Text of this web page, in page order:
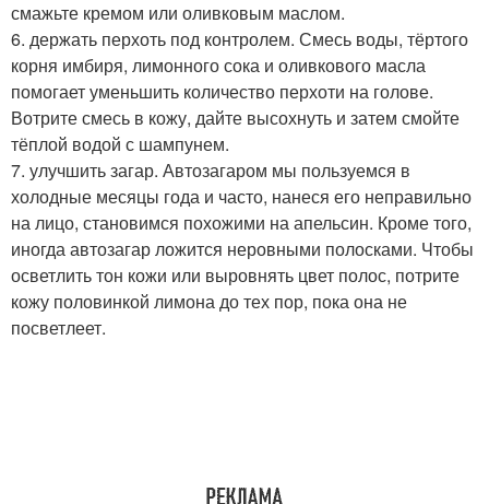
смажьте кремом или оливковым маслом.
6. держать перхоть под контролем. Смесь воды, тёртого
корня имбиря, лимонного сока и оливкового масла
помогает уменьшить количество перхоти на голове.
Вотрите смесь в кожу, дайте высохнуть и затем смойте
тёплой водой с шампунем.
7. улучшить загар. Автозагаром мы пользуемся в
холодные месяцы года и часто, нанеся его неправильно
на лицо, становимся похожими на апельсин. Кроме того,
иногда автозагар ложится неровными полосками. Чтобы
осветлить тон кожи или выровнять цвет полос, потрите
кожу половинкой лимона до тех пор, пока она не
посветлеет.